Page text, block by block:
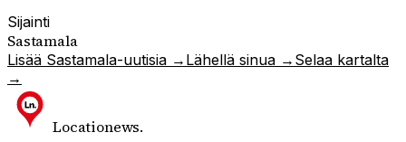
Sijainti
Sastamala
Lisää Sastamala-uutisia → Lähellä sinua → Selaa kartalta
→
Locationews.